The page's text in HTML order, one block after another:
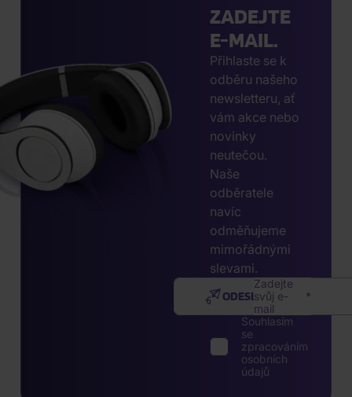
ZADEJTE
E-MAIL.
Přihlaste se k
odběru našeho
newsletteru, ať
vám akce nebo
novinky
neutečou.
Naše
odběratele
navíc
odměňujeme
mimořádnými
slevami.
Zadejte
svůj e-
mail
ODESLAT
Souhlasím
se
zpracováním
osobních
údajů